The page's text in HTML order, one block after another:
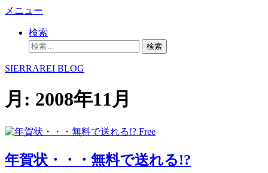
コ
へ
キ
ッ
メニュー
検索
検
SIERRAREI BLOG
月: 2008年11月
Free
年賀状・・・無料で送れる!?